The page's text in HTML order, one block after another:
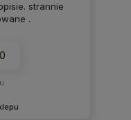
strannie
.